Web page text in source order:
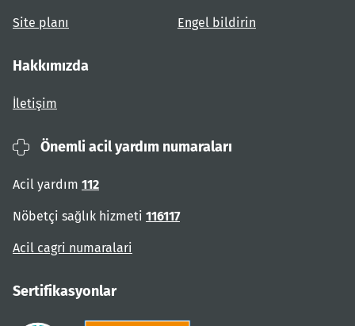
Site planı Engel bildirin
Hakkımızda
İletişim
Önemli acil yardım numaraları
Acil yardım 112
Nöbetçi sağlık hizmeti 116117
Acil cagri numaralari
Sertifikasyonlar